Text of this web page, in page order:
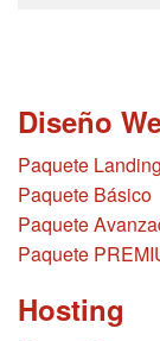
Diseño
Paquete
Paquete Básico
Paquete
Paquete
Hosting